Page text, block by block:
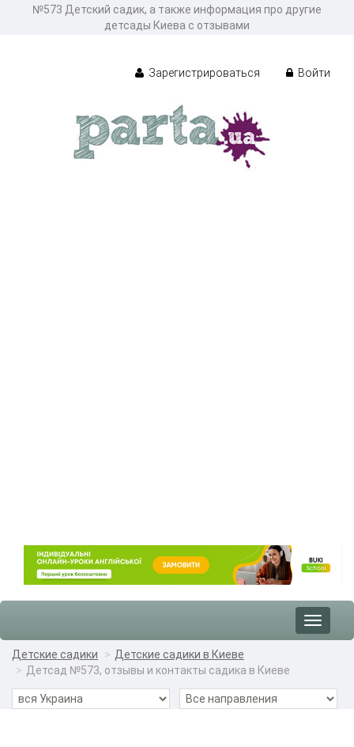
№573 Детский садик, а также информация про другие
детсады Киева с отзывами
Зарегистрироваться Войти
Toggle
Детские садики
Детские садики в Киеве
Детсад №573, отзывы и контакты садика в Киеве